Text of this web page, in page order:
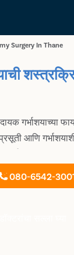
Surgery In Thane
गर्भाशयाच्या
आणि
080-6542-